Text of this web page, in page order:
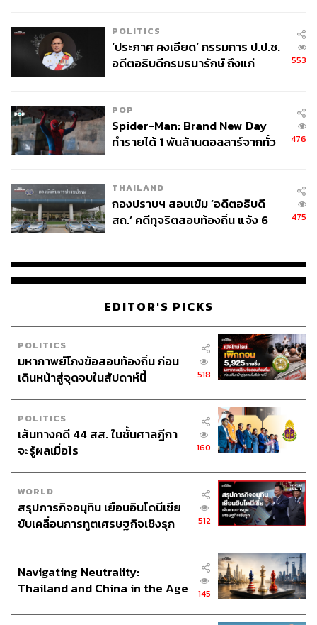
POLITICS
‘ประภาศ คงเอียด’ กรรมการ ป.ป.ช.
อดีตอธิบดีกรมธนารักษ์ ถึงแก่
553
POP
Spider-Man: Brand New Day
ทำรายได้ 1 พันล้านดอลลาร์จากทั่ว
476
THAILAND
กองปราบฯ สอบเข้ม ‘อดีตอธิบดี
สถ.’ คดีทุจริตสอบท้องถิ่น แจ้ง 6
475
EDITOR'S PICKS
POLITICS
มหากาพย์โกงข้อสอบท้องถิ่น ก่อน
เดินหน้าสู่จุดจบในสัปดาห์นี้
518
POLITICS
เส้นทางคดี 44 สส. ในชั้นศาลฎีกา
จะรู้ผลเมื่อไร
160
WORLD
สรุปภารกิจอนุทิน เยือนอินโดนีเซีย
ขับเคลื่อนการทูตเศรษฐกิจเชิงรุก
512
Navigating Neutrality:
Thailand and China in the Age
145